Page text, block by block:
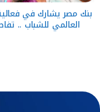
بنك مصر يشارك في
العالمي للشباب ..